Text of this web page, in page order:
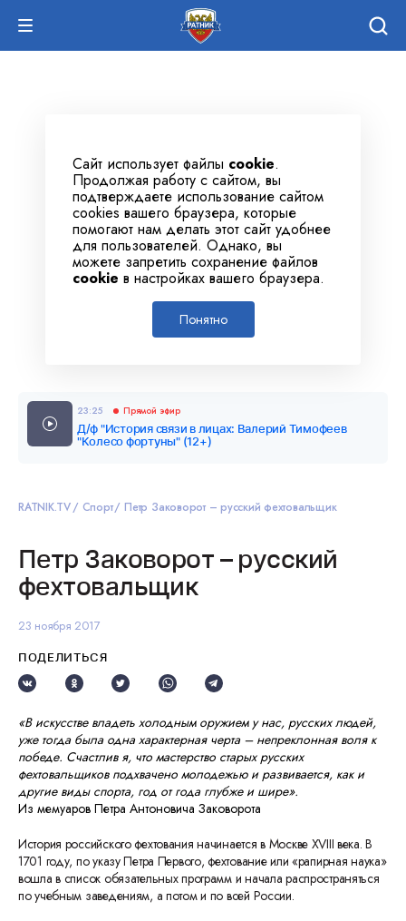
Сайт использует файлы cookie.
Продолжая работу с сайтом, вы
подтверждаете использование сайтом
cookies вашего браузера, которые
помогают нам делать этот сайт удобнее
для пользователей. Однако, вы
можете запретить сохранение файлов
cookie в настройках вашего браузера.
Понятно
23:25 Прямой эфир
Д/ф "История связи в лицах: Валерий Тимофеев
"Колесо фортуны" (12+)
RATNIK.TV Спорт Петр Заковорот – русский фехтовальщик
Петр Заковорот – русский
фехтовальщик
23 ноября 2017
ПОДЕЛИТЬСЯ
«В искусстве владеть холодным оружием у нас, русских людей,
уже тогда была одна характерная черта – непреклонная воля к
победе. Счастлив я, что мастерство старых русских
фехтовальщиков подхвачено молодежью и развивается, как и
другие виды спорта, год от года глубже и шире».
Из мемуаров Петра Антоновича Заковорота
История российского фехтования начинается в Москве XVIII века. В
1701 году, по указу Петра Первого, фехтование или «рапирная наука»
вошла в список обязательных программ и начала распространяться
по учебным заведениям, а потом и по всей России.